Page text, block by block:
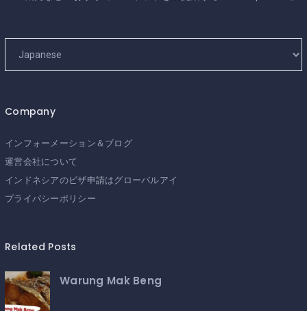
Company
インフォーメーション＆ブログ
運営会社について
インドネシアのビザ申請はグローバルアイ
プライバシーポリシー
Related Posts
Warung Mak Beng